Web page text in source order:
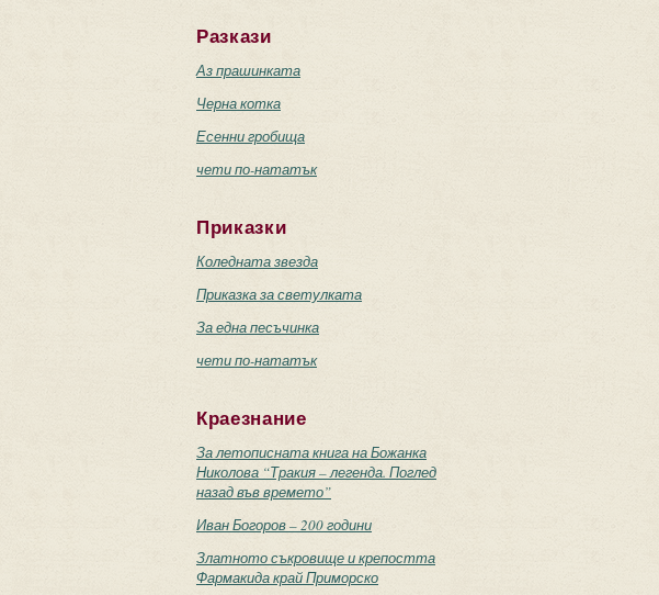
Разкази
Аз прашинката
Черна котка
Есенни гробища
чети по-нататък
Приказки
Коледната звезда
Приказка за светулката
За една песъчинка
чети по-нататък
Краезнание
За летописната книга на Божанка
Николова “Тракия – легенда. Поглед
назад във времето”
Иван Богоров – 200 години
Златното съкровище и крепостта
Фармакида край Приморско